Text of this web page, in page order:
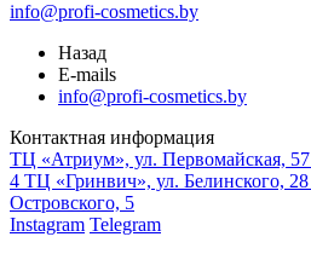
info@profi-cosmetics.by
Назад
E-mails
info@profi-cosmetics.by
Контактная информация
ТЦ «Атриум», ул. Первомайская, 57
4 ТЦ «Гринвич», ул. Белинского, 28
Островского, 5
Instagram Telegram